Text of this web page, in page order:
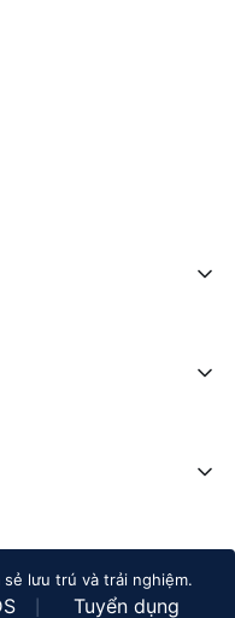
lưu trú và trải nghiệm.
Tuyển dụng